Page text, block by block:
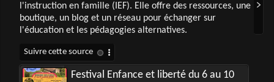
l'instruction en famille (IEF). Elle offre des ressources, une
boutique, un blog et un réseau pour échanger sur
l'éducation et les pédagogies alternatives.
Festival Enfance et liberté du 6 au 10